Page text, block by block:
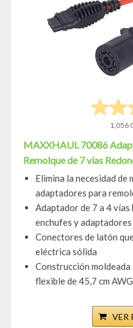
1,056
MAXXHAUL 70086
Remolque de 7 vías
Elimina la necesidad de
adaptadores para
Adaptador de 7 a 4
enchufes y
Conectores de latón
eléctrica sólida
Construcción
flexible de 45,7 cm
VER